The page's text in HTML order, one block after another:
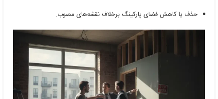
حذف یا کاهش فضای پارکینگ برخلاف نقشه‌های مصوب.